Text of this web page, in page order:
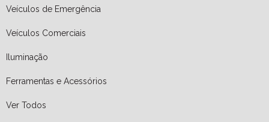
Veículos de Emergência
Veículos Comerciais
Iluminação
Ferramentas e Acessórios
Ver Todos